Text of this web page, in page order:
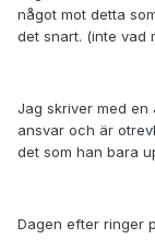
något mot detta
det snart. (inte vad
Jag skriver med
ansvar och är
det som han bara
Dagen efter ringer